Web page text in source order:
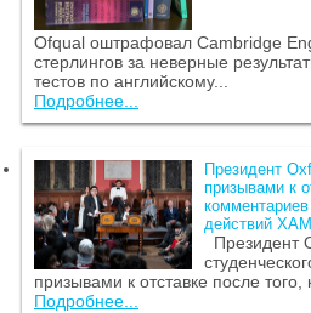
Ofqual оштрафовал Cambridge
стерлингов за неверные
тестов по английскому...
Подробнее...
Президент
призывами к
действий
Президент
призывами к отставке после того,
Подробнее...